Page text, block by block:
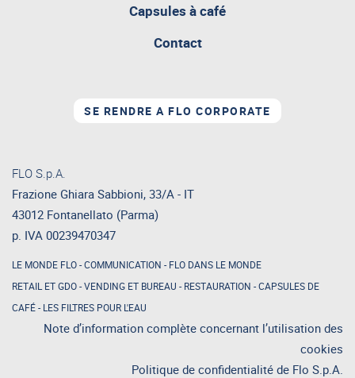
Capsules à café
Contact
SE RENDRE A FLO CORPORATE
FLO S.p.A.
Frazione Ghiara Sabbioni, 33/A - IT
43012 Fontanellato (Parma)
p. IVA 00239470347
LE MONDE FLO-COMMUNICATION - FLO DANS LE MONDE
RETAIL ET GDO-VENDING ET BUREAU - RESTAURATION -CAPSULES DE
CAFÉ- LES FILTRES POUR L'EAU
Note d’information complète concernant l’utilisation des
cookies
Politique de confidentialité de Flo S.p.A.